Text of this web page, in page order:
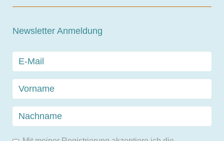
Newsletter Anmeldung